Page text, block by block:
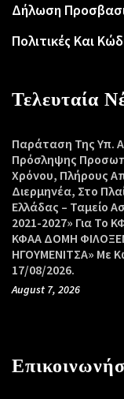
Δήλωση
Πολιτικές Και
Τελευταία
Παράταση Της Υπ.
Πρόσληψης
Χρόνου, Πλήρους
Διερμηνέα, Στο
Ελλάδας – Ταμείο
2021-2027» Για Το
ΚΦΑΑ ΔΟΜΗ
ΗΓΟΥΜΕΝΙΤΣΑ» Με
17/08/2026.
August 7, 2026